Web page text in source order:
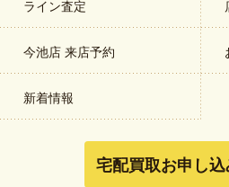
ライン査定
今池店 来店予約
新着情報
宅配買取お申し